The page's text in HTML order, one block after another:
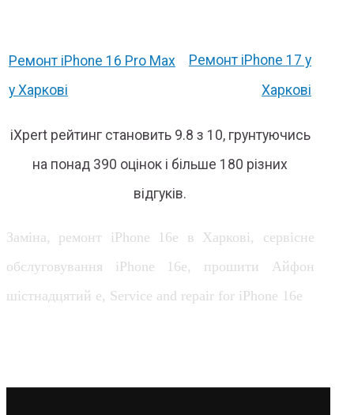
Ремонт iPhone 16 Pro Max
у Харкові
Ремонт iPhone 17 у
Харкові
iXpert рейтинг становить 9.8 з 10, грунтуючись
на понад 390 оцінок і більше 180 різних
відгуків.
Заміна, ремонт iPhone 16e в Харкові, сервісне
обслуговування iPhone 16e, прошити Айфон
шістнадцятий е, Service and repair for iPhone 16e